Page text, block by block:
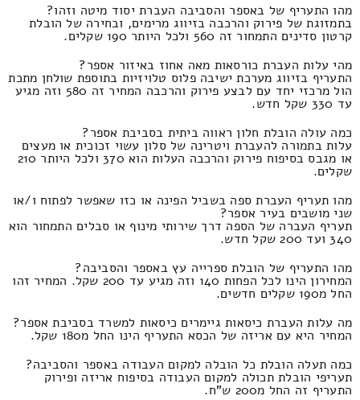
מהו התעריף של באספר והסביבה העברת יסוד מיטה וזהו?
בתמזוגת של פירוק והרכבה בזיווג מרימים, ובחירה של הובלת
קרטון סדינים התמחור זה 560 ולכל היותר 190 שקלים.
מהי עלות העברת כורסאות מאה אחוז באיזור אספר?
התעריף בזיווג מערכת ישיבה פלוס טלויזיות בתוספת שולחן מתכת
הול מרכזי יחד עם לבצע פירוק והרכבה המחיר זה 580 וזה מגיע
עד 330 שקל חדש.
כמה עולה הובלת חלון ראווה ביתית בסביבת אספר?
עלות בתמורה להעברת ויטרינה של סלון עשוי זכוכית או מעצים
או מגבס בסיפוח פירוק והרכבה העלות הוא 370 ולכל היותר 210
שקלים.
מהו תעריף העברת ספה בשביל הפינה או כזו שאפשר לפתוח ו/או
שני מושבים בעיר אספר?
תעריף העברה של הספה דרך שירותי מינוף או סבלים התמחור הוא
340 ועד 200 שקל חדש.
מהו התעריף של הובלת ספרייה עץ באספר והסביבה?
המחירון הינו לכל הפחות 140 וזה מגיע עד 200 שקל. המחיר זהו
החל מ190 שקלים חדשים.
מה עלות העברת כיסאות גיימרים כיסאות למשרד בסביבת אספר?
המחיר היא עם אריזה של הכסא התעריף הינו החל מ180 שקל.
כמה תעלה הובלת כל הובלה למקום העבודה באספר והסביבה?
תעריפי הובלת תכולה למקום העבודה בסיפוח אריזה ופירוק
התעריף זה החל מ200 ש"ח.